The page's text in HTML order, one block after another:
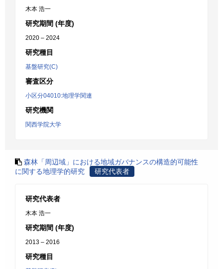
木本 浩一
研究期間 (年度)
2020 – 2024
研究種目
基盤研究(C)
審査区分
小区分04010:地理学関連
研究機関
関西学院大学
森林「周辺域」における地域ガバナンスの構造的可能性
に関する地理学的研究
研究代表者
研究代表者
木本 浩一
研究期間 (年度)
2013 – 2016
研究種目